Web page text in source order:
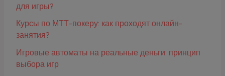
для игры?
Курсы по МТТ-покеру: как проходят онлайн-
занятия?
Игровые автоматы на реальные деньги: принцип
выбора игр